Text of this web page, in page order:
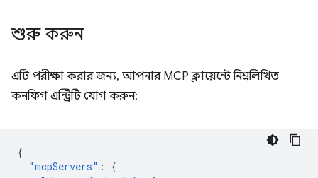
শুরু করুন
এটি পরীক্ষা করার জন্য, আপনার MCP ক্লায়েন্টে নিম্নলিখিত
কনফিগ এন্ট্রিটি যোগ করুন:
{
"mcpServers" :
{